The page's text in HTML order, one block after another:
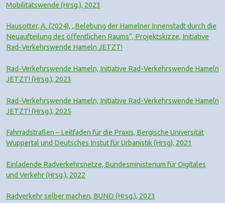
Mobilitätswende (Hrsg.), 2023
Hausotter, A. (2024), „Belebung der Hamelner Innenstadt durch die
Neuaufteilung des öffentlichen Raums“, Projektskizze, Initiative
Rad-Verkehrswende Hameln JETZT!
Rad-Verkehrswende Hameln, Initiative Rad-Verkehrswende Hameln
JETZT! (Hrsg.), 2023
Rad-Verkehrswende Hameln, Initiative Rad-Verkehrswende Hameln
JETZT! (Hrsg.), 2025
Fahrradstraßen – Leitfaden für die Praxis, Bergische Universität
Wuppertal und Deutsches Instut für Urbanistik (Hrsg), 2021
Einladende Radverkehrsnetze, Bundesministerium für Digitales
und Verkehr (Hrsg.), 2022
Radverkehr selber machen, BUND (Hrsg.), 2023